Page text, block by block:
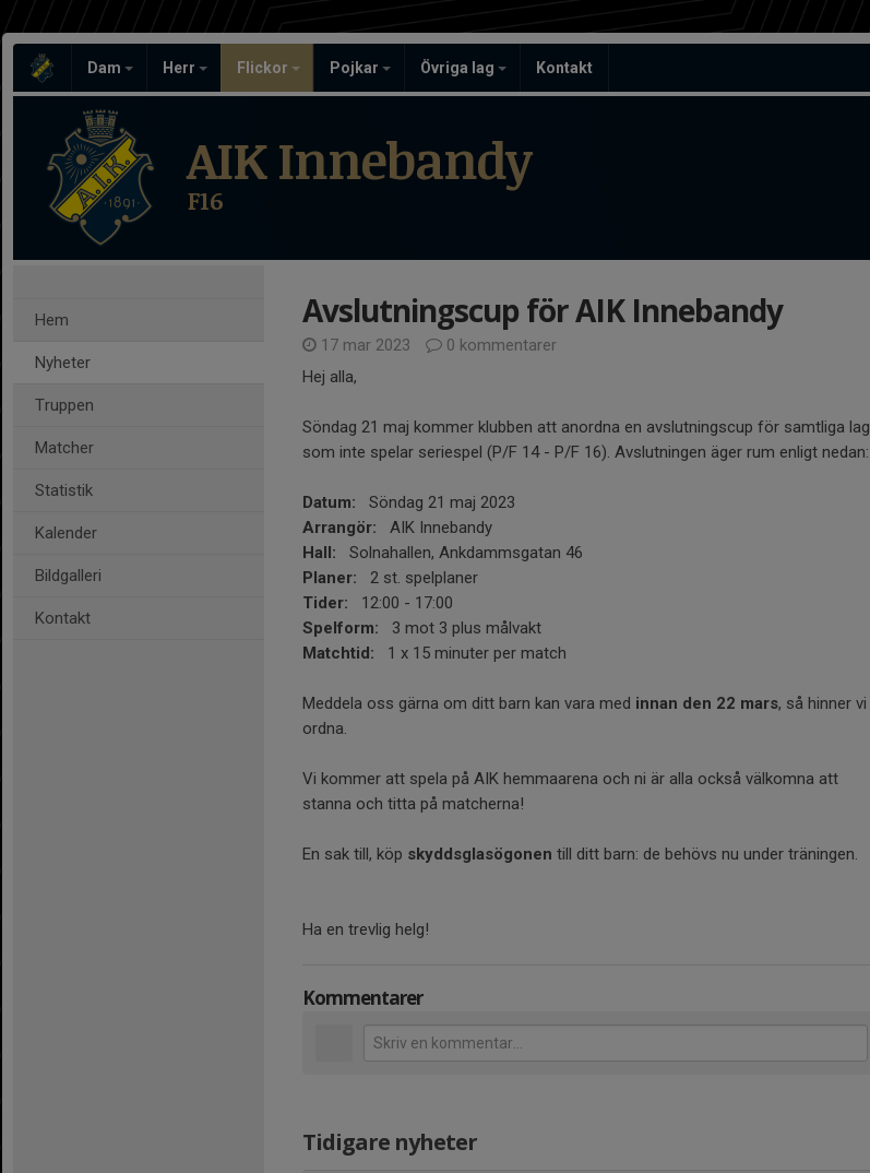
Dam Herr Flickor Pojkar Övriga lag Kontakt
AIK Innebandy
F16
Hem
Nyheter
Truppen
Matcher
Statistik
Kalender
Bildgalleri
Kontakt
Avslutningscup för AIK Innebandy
17 mar 2023
0 kommentarer
Hej alla,
Söndag 21 maj kommer klubben att anordna en avslutningscup för samtliga lag
som inte spelar seriespel (P/F 14 - P/F 16). Avslutningen äger rum enligt nedan:
Datum: Söndag 21 maj 2023
Arrangör: AIK Innebandy
Hall: Solnahallen, Ankdammsgatan 46
Planer: 2 st. spelplaner
Tider:
12:00 - 17:00
Spelform: 3 mot 3 plus målvakt
Matchtid: 1 x 15 minuter per match
Meddela oss gärna om ditt barn kan vara med innan den 22 mars, så hinner vi
ordna.
Vi kommer att spela på AIK hemmaarena och ni är alla också välkomna att
stanna och titta på matcherna!
En sak till, köp skyddsglasögonen till ditt barn: de behövs nu under träningen.
Ha en trevlig helg!
Kommentarer
Tidigare nyheter